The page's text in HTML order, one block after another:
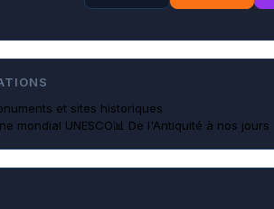
et sites historiques
mondial UNESCO📊 De l'Antiquité à nos jours